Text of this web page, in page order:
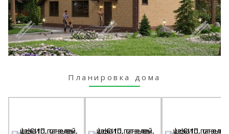
Планировка дома